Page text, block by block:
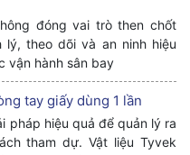
đóng vai trò then chốt
theo dõi và an ninh hiệu
vận hành sân bay
tay giấy dùng 1 lần
pháp hiệu quả để quản lý ra
tham dự. Vật liệu Tyvek